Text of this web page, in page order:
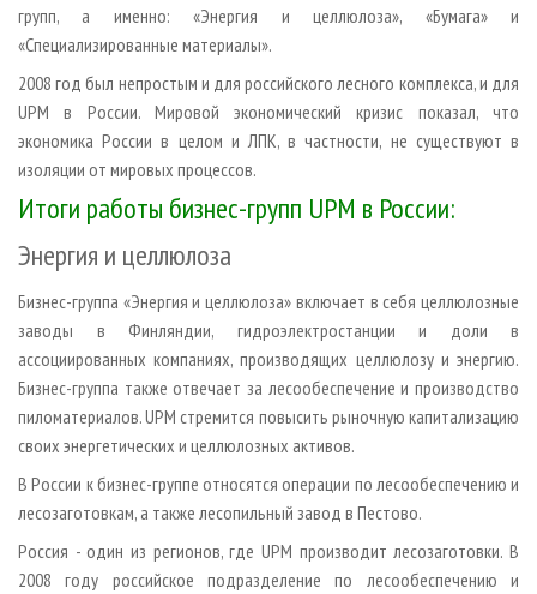
групп, а именно: «Энергия и целлюлоза», «Бумага» и
«Специализированные материалы».
2008 год был непростым и для российского лесного комплекса, и для
UPM в России. Мировой экономический кризис показал, что
экономика России в целом и ЛПК, в частности, не существуют в
изоляции от мировых процессов.
Итоги работы бизнес-групп UPM в России:
Энергия и целлюлоза
Бизнес-группа «Энергия и целлюлоза» включает в себя целлюлозные
заводы в Финляндии, гидроэлектростанции и доли в
ассоциированных компаниях, производящих целлюлозу и энергию.
Бизнес-группа также отвечает за лесообеспечение и производство
пиломатериалов. UPM стремится повысить рыночную капитализацию
своих энергетических и целлюлозных активов.
В России к бизнес-группе относятся операции по лесообеспечению и
лесозаготовкам, а также лесопильный завод в Пестово.
Россия - один из регионов, где UPM производит лесозаготовки. В
2008 году российское подразделение по лесообеспечению и